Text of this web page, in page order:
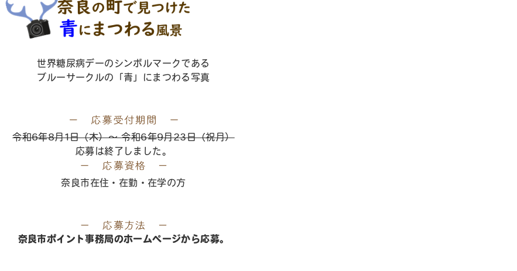
世界糖尿病デーのシンボルマークである
ブルーサークルの「青」にまつわる写真
令和6年8月1日（木）〜 令和6年9月23日（祝月）
応募は終了しました。
奈良市在住・在勤・在学の方
奈良市ポイント事務局のホームページから応募。